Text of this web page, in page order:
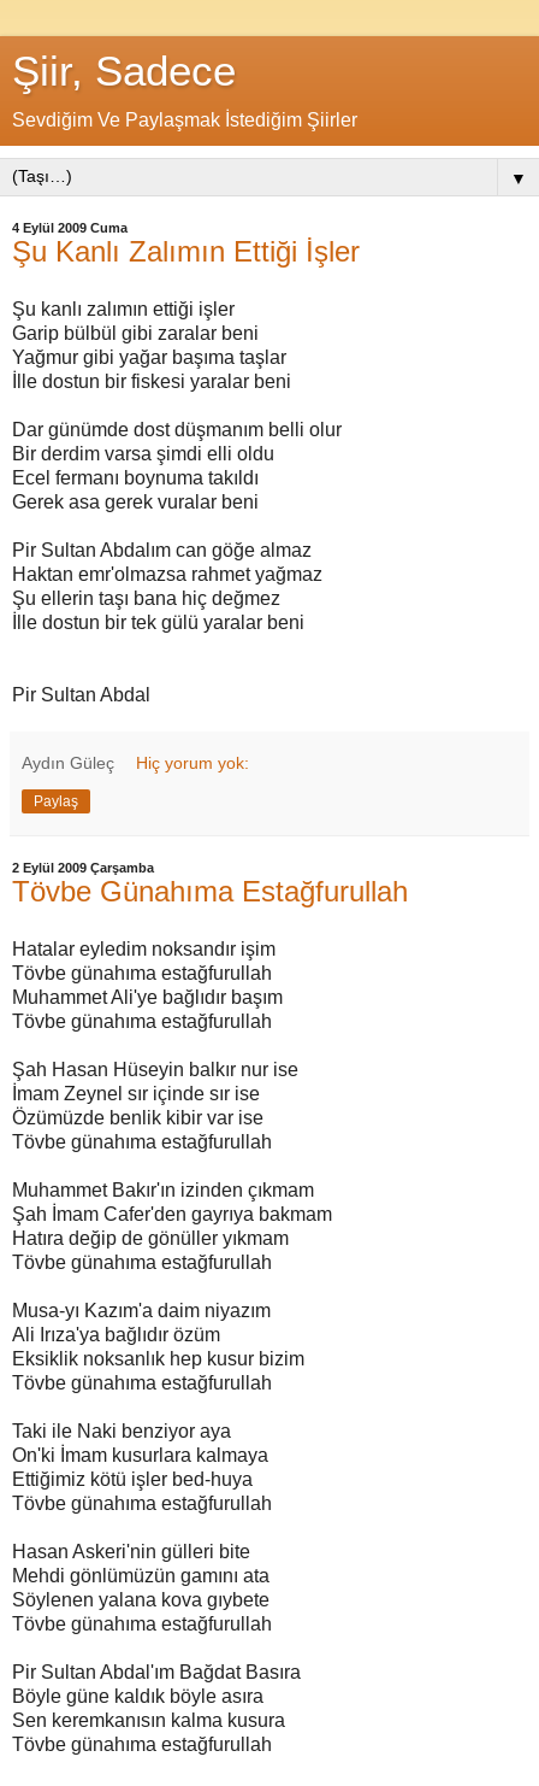
Şiir, Sadece
Sevdiğim Ve Paylaşmak İstediğim Şiirler
▼
4 Eylül 2009 Cuma
Şu Kanlı Zalımın Ettiği İşler
Şu kanlı zalımın ettiği işler
Garip bülbül gibi zaralar beni
Yağmur gibi yağar başıma taşlar
İlle dostun bir fiskesi yaralar beni
Dar günümde dost düşmanım belli olur
Bir derdim varsa şimdi elli oldu
Ecel fermanı boynuma takıldı
Gerek asa gerek vuralar beni
Pir Sultan Abdalım can göğe almaz
Haktan emr'olmazsa rahmet yağmaz
Şu ellerin taşı bana hiç değmez
İlle dostun bir tek gülü yaralar beni
Pir Sultan Abdal
Aydın Güleç Hiç yorum yok:
Paylaş
2 Eylül 2009 Çarşamba
Tövbe Günahıma Estağfurullah
Hatalar eyledim noksandır işim
Tövbe günahıma estağfurullah
Muhammet Ali'ye bağlıdır başım
Tövbe günahıma estağfurullah
Şah Hasan Hüseyin balkır nur ise
İmam Zeynel sır içinde sır ise
Özümüzde benlik kibir var ise
Tövbe günahıma estağfurullah
Muhammet Bakır'ın izinden çıkmam
Şah İmam Cafer'den gayrıya bakmam
Hatıra değip de gönüller yıkmam
Tövbe günahıma estağfurullah
Musa-yı Kazım'a daim niyazım
Ali Irıza'ya bağlıdır özüm
Eksiklik noksanlık hep kusur bizim
Tövbe günahıma estağfurullah
Taki ile Naki benziyor aya
On'ki İmam kusurlara kalmaya
Ettiğimiz kötü işler bed-huya
Tövbe günahıma estağfurullah
Hasan Askeri'nin gülleri bite
Mehdi gönlümüzün gamını ata
Söylenen yalana kova gıybete
Tövbe günahıma estağfurullah
Pir Sultan Abdal'ım Bağdat Basıra
Böyle güne kaldık böyle asıra
Sen keremkanısın kalma kusura
Tövbe günahıma estağfurullah